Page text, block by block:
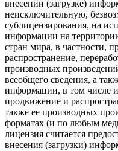
внесении (загрузке)
неисключительную,
сублицензирования, на
информации на
стран мира, в частности,
распространение,
производных
всеобщего сведения, а
информации, в том числе
продвижение и
также ее производных
форматах (и по любым
лицензия считается
внесения (загрузки)